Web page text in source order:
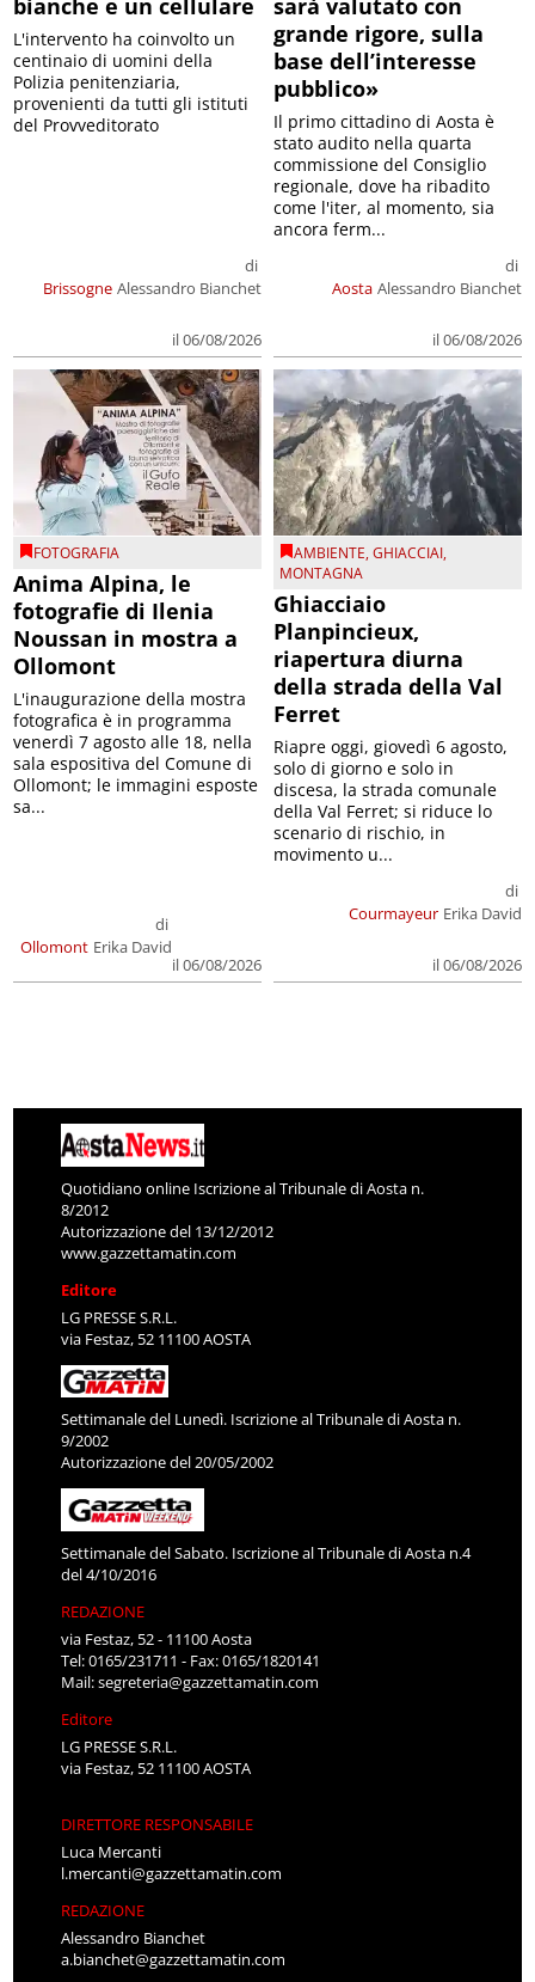
bianche e un cellulare
Brissogne
di
Alessandro Bianchet
il 06/08/2026
L'intervento ha coinvolto un
centinaio di uomini della
Polizia penitenziaria,
provenienti da tutti gli istituti
del Provveditorato
sarà valutato con
grande rigore, sulla
base dell’interesse
pubblico»
Aosta
di
Alessandro Bianchet
il 06/08/2026
Il primo cittadino di Aosta è
stato audito nella quarta
commissione del Consiglio
regionale, dove ha ribadito
come l'iter, al momento, sia
ancora ferm...
FOTOGRAFIA
Anima Alpina, le
fotografie di Ilenia
Noussan in mostra a
Ollomont
Ollomont
di
Erika David
il 06/08/2026
L'inaugurazione della mostra
fotografica è in programma
venerdì 7 agosto alle 18, nella
sala espositiva del Comune di
Ollomont; le immagini esposte
sa...
AMBIENTE,GHIACCIAI,
MONTAGNA
Ghiacciaio
Planpincieux,
riapertura diurna
della strada della Val
Ferret
Courmayeur
di
Erika David
il 06/08/2026
Riapre oggi, giovedì 6 agosto,
solo di giorno e solo in
discesa, la strada comunale
della Val Ferret; si riduce lo
scenario di rischio, in
movimento u...
Quotidiano online Iscrizione al Tribunale di Aosta n.
8/2012
Autorizzazione del 13/12/2012
www.gazzettamatin.com
Editore
LG PRESSE S.R.L.
via Festaz, 52 11100 AOSTA
Settimanale del Lunedì. Iscrizione al Tribunale di Aosta n.
9/2002
Autorizzazione del 20/05/2002
Settimanale del Sabato. Iscrizione al Tribunale di Aosta n.4
del 4/10/2016
REDAZIONE
via Festaz, 52 - 11100 Aosta
Tel: 0165/231711 - Fax: 0165/1820141
Mail:segreteria@gazzettamatin.com
Editore
LG PRESSE S.R.L.
via Festaz, 52 11100 AOSTA
DIRETTORE RESPONSABILE
Luca Mercanti
l.mercanti@gazzettamatin.com
REDAZIONE
Alessandro Bianchet
a.bianchet@gazzettamatin.com